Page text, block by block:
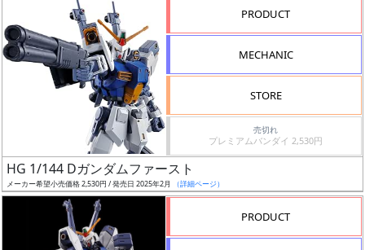
ス
成
PRODUCT
MECHANIC
STORE
売切れ
プレミアムバンダイ 2,530円
HG 1/144 Dガンダムファースト
メーカー希望小売価格 2,530円 / 発売日 2025年2月 （詳細ページ）
PRODUCT